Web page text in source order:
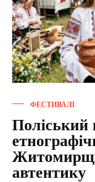
ФЕСТИВАЛІ
Поліський
автентику